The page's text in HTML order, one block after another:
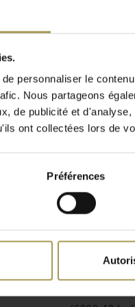
personnaliser le
Nous partageons
de publicité et
ont collectées lors de
Préférences
danois fournit un cadre
Mais la chaise Narmann
mais est né du
différentes époques du
aléatoire ; il est
bon soutien en position
vous vous déplacez
un hybride du temps
classique,
il habite l'espace avec
Form